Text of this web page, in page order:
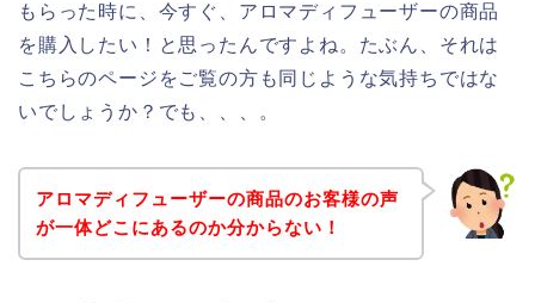
もらった時に、今すぐ、アロマディフューザーの商品
を購入したい！と思ったんですよね。たぶん、それは
こちらのページをご覧の方も同じような気持ちではな
いでしょうか？でも、、、。
アロマディフューザーの商品のお客様の声
が一体どこにあるのか分からない！